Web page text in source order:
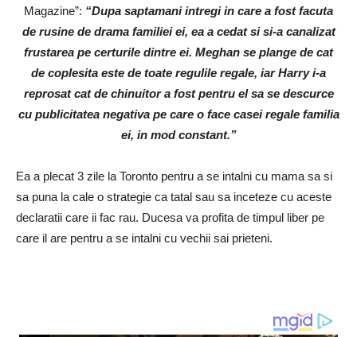
Magazine”: “Dupa saptamani intregi in care a fost facuta
de rusine de drama familiei ei, ea a cedat si si-a canalizat
frustarea pe certurile dintre ei. Meghan se plange de cat
de coplesita este de toate regulile regale, iar Harry i-a
reprosat cat de chinuitor a fost pentru el sa se descurce
cu publicitatea negativa pe care o face casei regale familia
ei, in mod constant.”
Ea a plecat 3 zile la Toronto pentru a se intalni cu mama sa si
sa puna la cale o strategie ca tatal sau sa inceteze cu aceste
declaratii care ii fac rau. Ducesa va profita de timpul liber pe
care il are pentru a se intalni cu vechii sai prieteni.